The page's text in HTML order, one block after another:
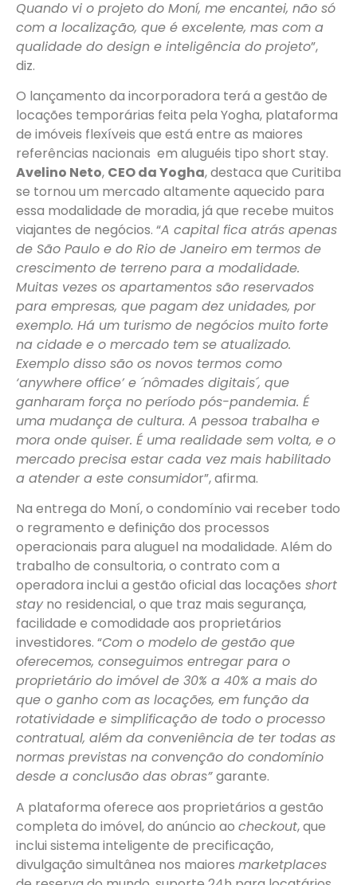
Quando vi o projeto do Moní, me encantei, não só
com a localização, que é excelente, mas com a
qualidade do design e inteligência do projeto”,
diz.
O lançamento da incorporadora terá a gestão de
locações temporárias feita pela Yogha, plataforma
de imóveis flexíveis que está entre as maiores
referências nacionais em aluguéis tipo short stay.
Avelino Neto, CEO da Yogha, destaca que Curitiba
se tornou um mercado altamente aquecido para
essa modalidade de moradia, já que recebe muitos
viajantes de negócios. “A capital fica atrás apenas
de São Paulo e do Rio de Janeiro em termos de
crescimento de terreno para a modalidade.
Muitas vezes os apartamentos são reservados
para empresas, que pagam dez unidades, por
exemplo. Há um turismo de negócios muito forte
na cidade e o mercado tem se atualizado.
Exemplo disso são os novos termos como
‘anywhere office’ e ´nômades digitais´, que
ganharam força no período pós-pandemia. É
uma mudança de cultura. A pessoa trabalha e
mora onde quiser. É uma realidade sem volta, e o
mercado precisa estar cada vez mais habilitado
a atender a este consumidor”, afirma.
Na entrega do Moní, o condomínio vai receber todo
o regramento e definição dos processos
operacionais para aluguel na modalidade. Além do
trabalho de consultoria, o contrato com a
operadora inclui a gestão oficial das locações short
stayno residencial, o que traz mais segurança,
facilidade e comodidade aos proprietários
investidores. “Com o modelo de gestão que
oferecemos, conseguimos entregar para o
proprietário do imóvel de 30% a 40% a mais do
que o ganho com as locações, em função da
rotatividade e simplificação de todo o processo
contratual, além da conveniência de ter todas as
normas previstas na convenção do condomínio
desde a conclusão das obras”garante.
A plataforma oferece aos proprietários a gestão
completa do imóvel, do anúncio ao checkout, que
inclui sistema inteligente de precificação,
divulgação simultânea nos maiores marketplaces